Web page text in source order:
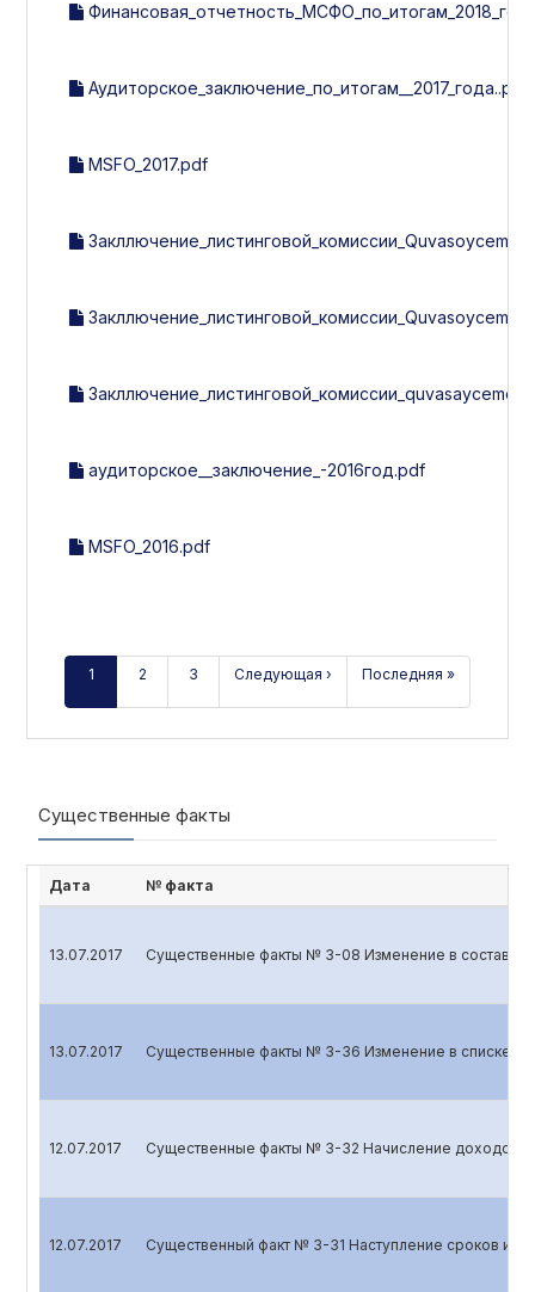
Аудиторское_заключение_по_итогам__2017_года..pdf
MSFO_2017.pdf
аудиторcкое__заключение_-2016год.pdf
MSFO_2016.pdf
1 2 3 Следующая › Последняя »
Существенные факты
Дата № факта
13.07.2017 Существенные факты № 3-08 Изменение в составе
13.07.2017 Существенные факты № 3-36 Изменение в списке
12.07.2017 Существенные факты № 3-32 Начисление доходов
12.07.2017 Существенный факт № 3-31 Наступление сроков